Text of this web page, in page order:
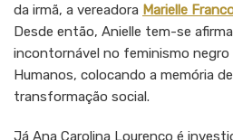
da irmã, a vereadora Marielle
Desde então, Anielle tem-se
incontornável no feminismo
Humanos, colocando a memória
transformação social.
Já Ana Carolina Lourenço é